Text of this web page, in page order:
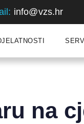
info@vzs.hr
na